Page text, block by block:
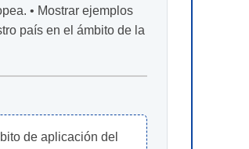
• Mostrar ejemplos
país en el ámbito de la
de aplicación del